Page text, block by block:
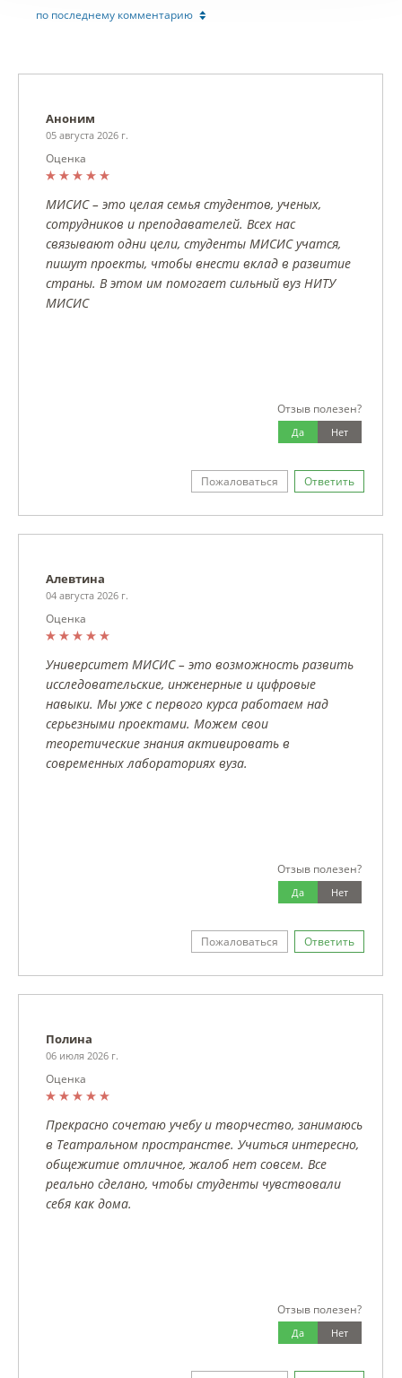
по последнему комментарию
Аноним
05 августа 2026 г.
Оценка
МИСИС – это целая семья студентов, ученых,
сотрудников и преподавателей. Всех нас
связывают одни цели, студенты МИСИС учатся,
пишут проекты, чтобы внести вклад в развитие
страны. В этом им помогает сильный вуз НИТУ
МИСИС
Отзыв полезен?
Нет
Да
Пожаловаться Ответить
Алевтина
04 августа 2026 г.
Оценка
Университет МИСИС – это возможность развить
исследовательские, инженерные и цифровые
навыки. Мы уже с первого курса работаем над
серьезными проектами. Можем свои
теоретические знания активировать в
современных лабораториях вуза.
Отзыв полезен?
Нет
Да
Пожаловаться Ответить
Полина
06 июля 2026 г.
Оценка
Прекрасно сочетаю учебу и творчество, занимаюсь
в Театральном пространстве. Учиться интересно,
общежитие отличное, жалоб нет совсем. Все
реально сделано, чтобы студенты чувствовали
себя как дома.
Отзыв полезен?
Нет
Да